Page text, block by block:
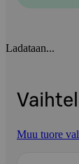
Ladataan...
Muu tuore